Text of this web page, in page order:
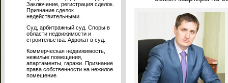
Заключение, регистрация сделок.
Признание сделок
недействительными.
Суд, арбитражный суд. Споры в
области недвижимости и
строительства. Адвокат в суд.
Коммерческая недвижимость,
нежилые помещения,
апартаменты, гаражи. Признание
права собственности на нежилое
помещение.